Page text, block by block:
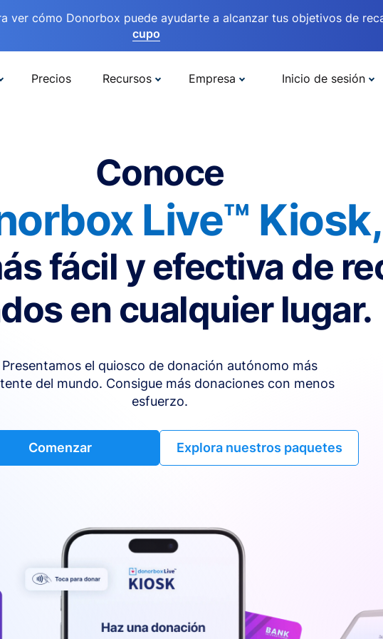
ver cómo Donorbox puede ayudarte a alcanzar tus objetivos de
cupo
Precios Recursos Empresa Inicio de sesión
Conoce
Live™ Kiosk,
fácil y efectiva de
en cualquier lugar.
Presentamos el quiosco de donación autónomo más
del mundo. Consigue más donaciones con menos
esfuerzo.
Comenzar Explora nuestros paquetes